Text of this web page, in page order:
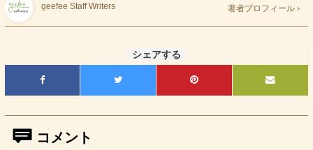
geefee Staff Writers 著者プロフィール ›
シェアする
コメント